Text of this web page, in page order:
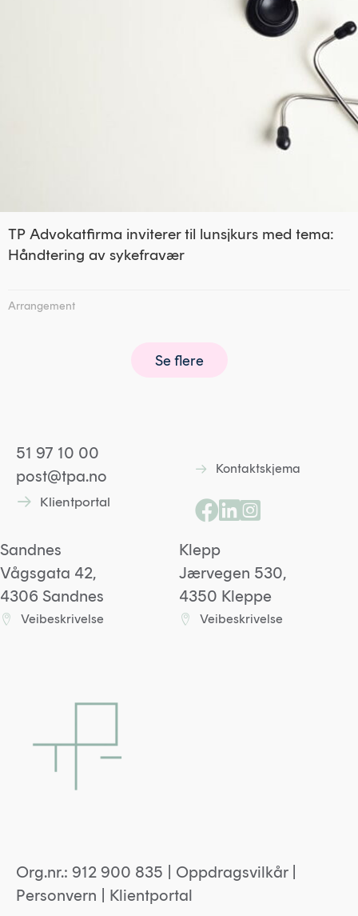
TP Advokatfirma inviterer til lunsjkurs med tema:
Håndtering av sykefravær
Arrangement
Se flere
51 97 10 00
post@tpa.no
Lenke til kontaktskjema
Klientportal
Lenke til
Kontaktskjema
Lenke til
Lenke til Linkedin
Lenke til
Sandnes
Vågsgata 42,
4306 Sandnes
Lenke til Sandneskontoret på Google maps
Veibeskrivelse
Klepp
Jærvegen 530,
4350 Kleppe
Lenke til Kleppkontoret
Veibeskrivelse
Org.nr.: 912 900 835 | Oppdragsvilkår|
Personvern
Klientportal